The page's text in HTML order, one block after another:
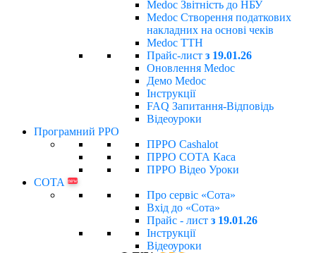
Medoc Звітність до НБУ
Medoc Створення податкових
накладних на основі чеків
Medoc ТТН
Прайс-лист з 19.01.26
Оновлення Medoc
Демо Medoc
Інструкції
FAQ Запитання-Відповідь
Відеоуроки
Програмний РРО
ПРРО Cashalot
ПРРО СОТА Каса
ПРРО Відео Уроки
СОТА
new
Про сервіс «Сота»
Вхід до «Сота»
Прайс - лист з 19.01.26
Інструкції
Відеоуроки